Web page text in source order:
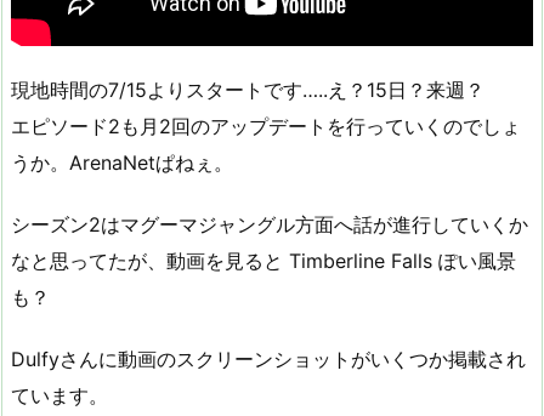
現地時間の7/15よりスタートです…..え？15日？来週？
エピソード2も月2回のアップデートを行っていくのでしょ
うか。ArenaNetぱねぇ。
シーズン2はマグーマジャングル方面へ話が進行していくか
なと思ってたが、動画を見ると Timberline Falls ぽい風景
も？
Dulfyさんに動画のスクリーンショットがいくつか掲載され
ています。